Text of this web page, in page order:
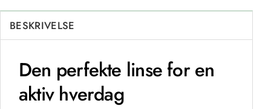
BESKRIVELSE
Den perfekte linse for en
aktiv hverdag